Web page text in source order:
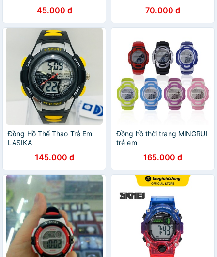
45.000 đ 70.000 đ
Đồng Hồ Thể Thao Trẻ Em
LASIKA
145.000 đ
Đồng hồ thời trang MINGRUI
trẻ em
165.000 đ